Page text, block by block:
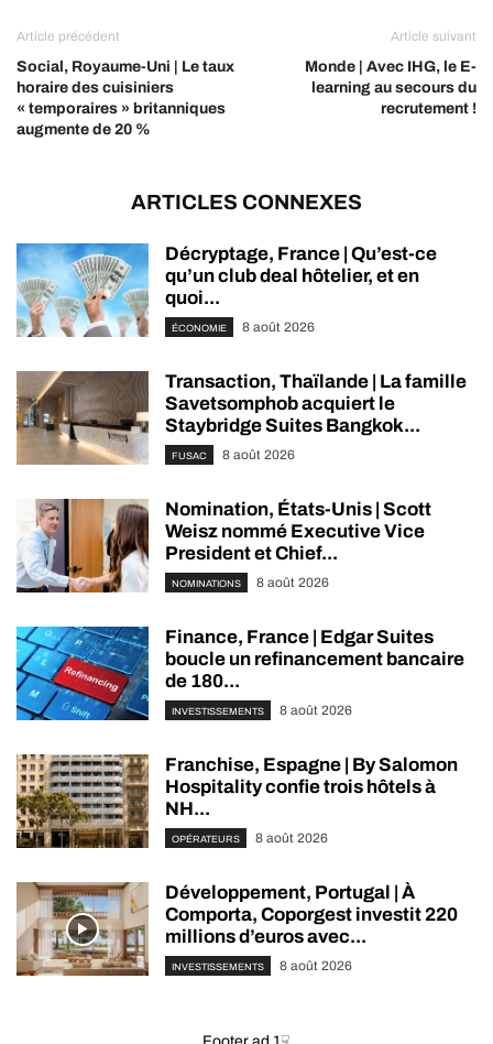
Article précédent
Social, Royaume-Uni | Le taux
horaire des cuisiniers
« temporaires » britanniques
augmente de 20 %
Article suivant
Monde | Avec IHG, le E-
learning au secours du
recrutement !
ARTICLES CONNEXES
Décryptage, France | Qu’est-ce
qu’un club deal hôtelier, et en
quoi...
ÉCONOMIE 8 août 2026
Transaction, Thaïlande | La famille
Savetsomphob acquiert le
Staybridge Suites Bangkok...
FUSAC 8 août 2026
Nomination, États-Unis | Scott
Weisz nommé Executive Vice
President et Chief...
NOMINATIONS 8 août 2026
Finance, France | Edgar Suites
boucle un refinancement bancaire
de 180...
INVESTISSEMENTS 8 août 2026
Franchise, Espagne | By Salomon
Hospitality confie trois hôtels à
NH...
OPÉRATEURS 8 août 2026
Développement, Portugal | À
Comporta, Coporgest investit 220
millions d’euros avec...
INVESTISSEMENTS 8 août 2026